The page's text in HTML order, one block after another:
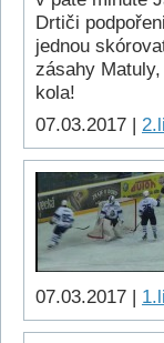
Drtiči
jednou
zásahy
kola!
07.03.2017 |
07.03.2017 |